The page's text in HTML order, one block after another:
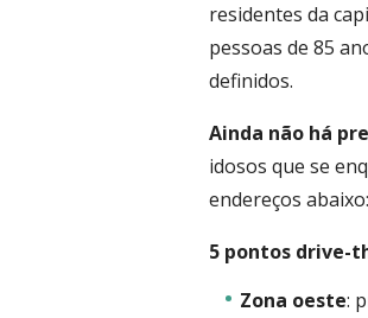
residentes da
pessoas de 85
definidos.
Ainda não há
idosos que se
endereços abaixo:
5 pontos drive-
Zona oeste: